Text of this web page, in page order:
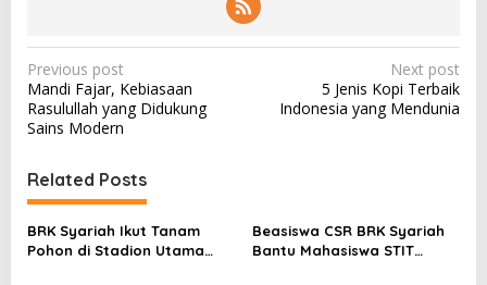
P
o
s
n
a
v
Previous post
Mandi Fajar, Kebiasaan
Rasulullah yang Didukung
Sains Modern
Next post
5 Jenis Kopi Terbaik
Indonesia yang Mendunia
Related Posts
BRK Syariah Ikut Tanam
Pohon di Stadion Utama
Beasiswa CSR BRK Syariah
Bantu Mahasiswa STIT